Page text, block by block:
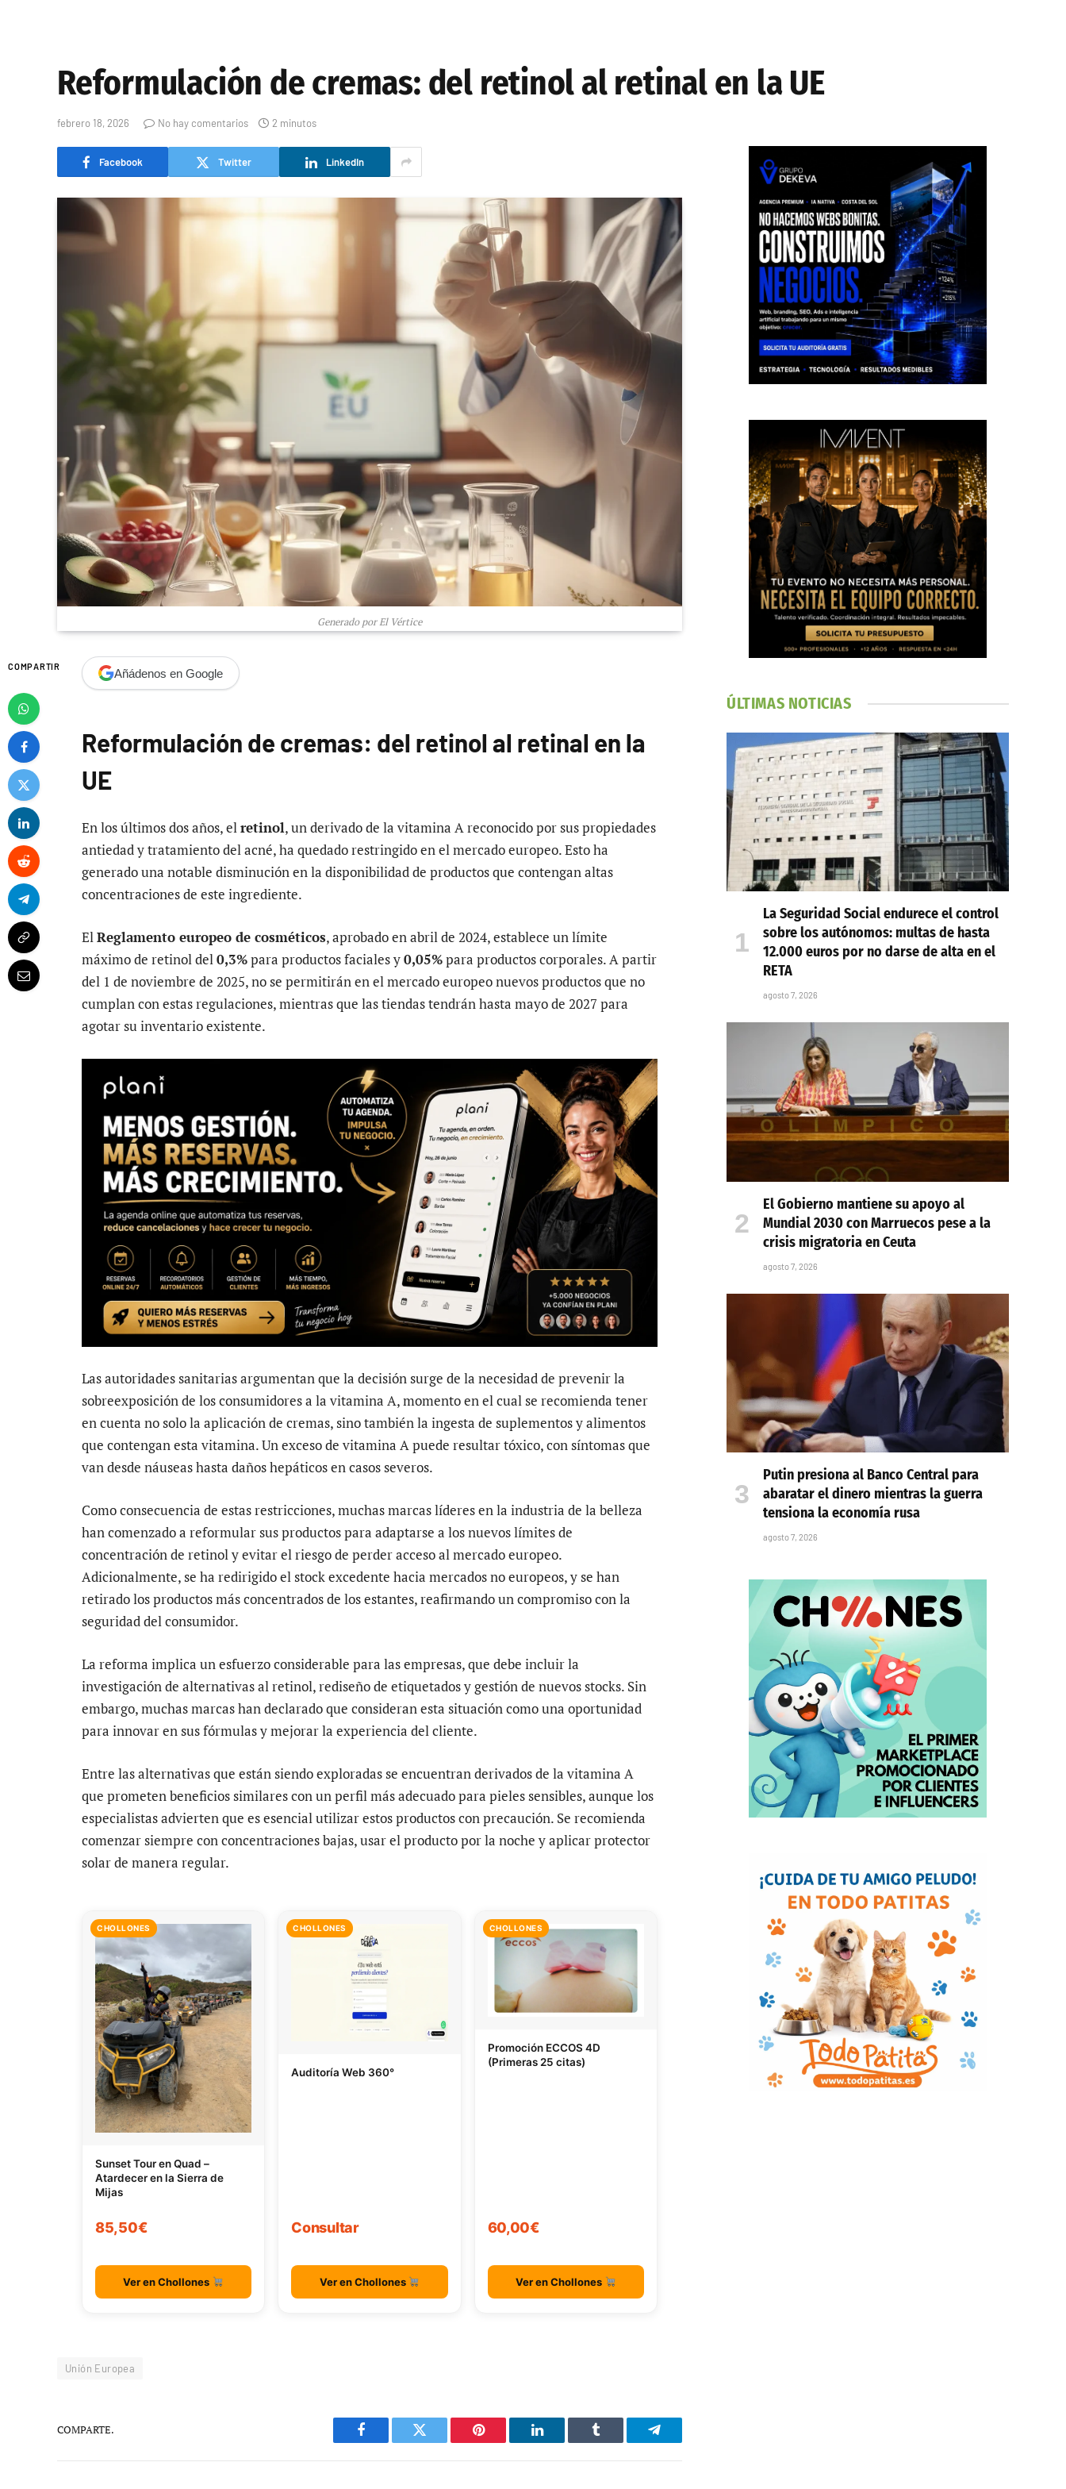
Reformulación de cremas: del retinol al retinal en la UE
febrero 18, 2026 No hay comentarios 2 minutos
Facebook Twitter LinkedIn
Generado por El Vértice
COMPARTIR Añádenos en Google
Reformulación de cremas: del retinol al retinal en la
UE
En los últimos dos años, elretinol, un derivado de la vitamina A reconocido por sus propiedades
antiedad y tratamiento del acné, ha quedado restringido en el mercado europeo. Esto ha
generado una notable disminución en la disponibilidad de productos que contengan altas
concentraciones de este ingrediente.
ElReglamento europeo de cosméticos, aprobado en abril de 2024, establece un límite
máximo de retinol del0,3%para productos faciales y0,05%para productos corporales. A partir
del 1 de noviembre de 2025, no se permitirán en el mercado europeo nuevos productos que no
cumplan con estas regulaciones, mientras que las tiendas tendrán hasta mayo de 2027 para
agotar su inventario existente.
Las autoridades sanitarias argumentan que la decisión surge de la necesidad de prevenir la
sobreexposición de los consumidores a la vitamina A, momento en el cual se recomienda tener
en cuenta no solo la aplicación de cremas, sino también la ingesta de suplementos y alimentos
que contengan esta vitamina. Un exceso de vitamina A puede resultar tóxico, con síntomas que
van desde náuseas hasta daños hepáticos en casos severos.
Como consecuencia de estas restricciones, muchas marcas líderes en la industria de la belleza
han comenzado a reformular sus productos para adaptarse a los nuevos límites de
concentración de retinol y evitar el riesgo de perder acceso al mercado europeo.
Adicionalmente, se ha redirigido el stock excedente hacia mercados no europeos, y se han
retirado los productos más concentrados de los estantes, reafirmando un compromiso con la
seguridad del consumidor.
La reforma implica un esfuerzo considerable para las empresas, que debe incluir la
investigación de alternativas al retinol, rediseño de etiquetados y gestión de nuevos stocks. Sin
embargo, muchas marcas han declarado que consideran esta situación como una oportunidad
para innovar en sus fórmulas y mejorar la experiencia del cliente.
Entre las alternativas que están siendo exploradas se encuentran derivados de la vitamina A
que prometen beneficios similares con un perfil más adecuado para pieles sensibles, aunque los
especialistas advierten que es esencial utilizar estos productos con precaución. Se recomienda
comenzar siempre con concentraciones bajas, usar el producto por la noche y aplicar protector
solar de manera regular.
CHOLLONES
Sunset Tour en Quad –
Atardecer en la Sierra de
Mijas
85,50€
Ver en Chollones
CHOLLONES
Auditoría Web 360°
Consultar
Ver en Chollones
CHOLLONES
Promoción ECCOS 4D
(Primeras 25 citas)
60,00€
Ver en Chollones
Unión Europea
COMPARTE.
Facebook Twitter Pinterest LinkedIn Tumblr Telegram
ÚLTIMAS NOTICIAS
La Seguridad Social endurece el control
sobre los autónomos: multas de hasta
12.000 euros por no darse de alta en el
RETA
agosto 7, 2026
El Gobierno mantiene su apoyo al
Mundial 2030 con Marruecos pese a la
crisis migratoria en Ceuta
agosto 7, 2026
Putin presiona al Banco Central para
abaratar el dinero mientras la guerra
tensiona la economía rusa
agosto 7, 2026